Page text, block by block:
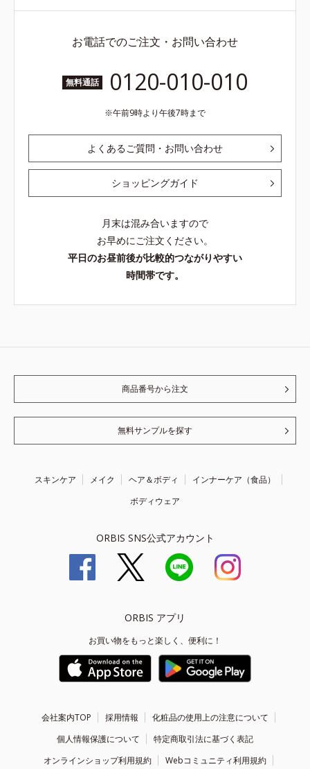
お電話でのご注文・お問い合わせ
無料通話 0120-010-010
午前9時より午後7時まで
よくあるご質問・お問い合わせ
ショッピングガイド
月末は混み合いますので
お早めにご注文ください。
平日のお昼前後が比較的つながりやすい
時間帯です。
商品番号から注文
無料サンプルを探す
スキンケア メイク ヘア＆ボディ
インナーケア（食品）
ボディウェア
ORBIS SNS公式アカウント
ORBIS アプリ
お買い物をもっと楽しく、便利に！
会社案内TOP 採用情報
化粧品の使用上の注意について
個人情報保護について
特定商取引法に基づく表記
オンラインショップ利用規約
Webコミュニティ利用規約